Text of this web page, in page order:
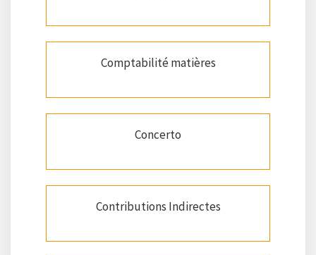
Comptabilité matières
Concerto
Contributions Indirectes